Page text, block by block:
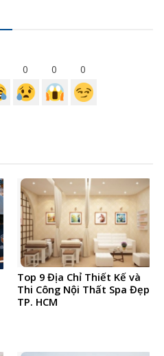
0 0 0
Top 9 Địa Chỉ Thiết Kế và
Thi Công Nội Thất Spa Đẹp
TP. HCM